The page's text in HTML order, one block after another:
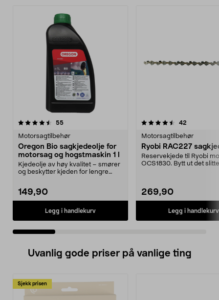
55anmeldelser
Motorsagtilbehør
Oregon Bio sagkjedeolje for
motorsag og hogstmaskin 1 l
Kjedeolje av høy kvalitet – smører
og beskytter kjeden for lengre
149,90
Legg i handlekurv
4.5 av 5 stjerner 42
Motorsagtilbehør
Ryobi RAC227
Reservekjede til Ryobi
OCS1830. Bytt ut det
269,90
Legg i handlekurv
4.5 av 5 stjerner
Uvanlig gode priser på vanlige ting
Sjekk prisen